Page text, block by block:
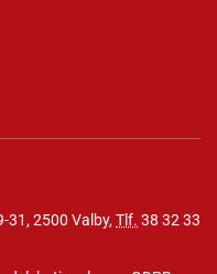
31, 2500 Valby, Tlf. 38 32 33